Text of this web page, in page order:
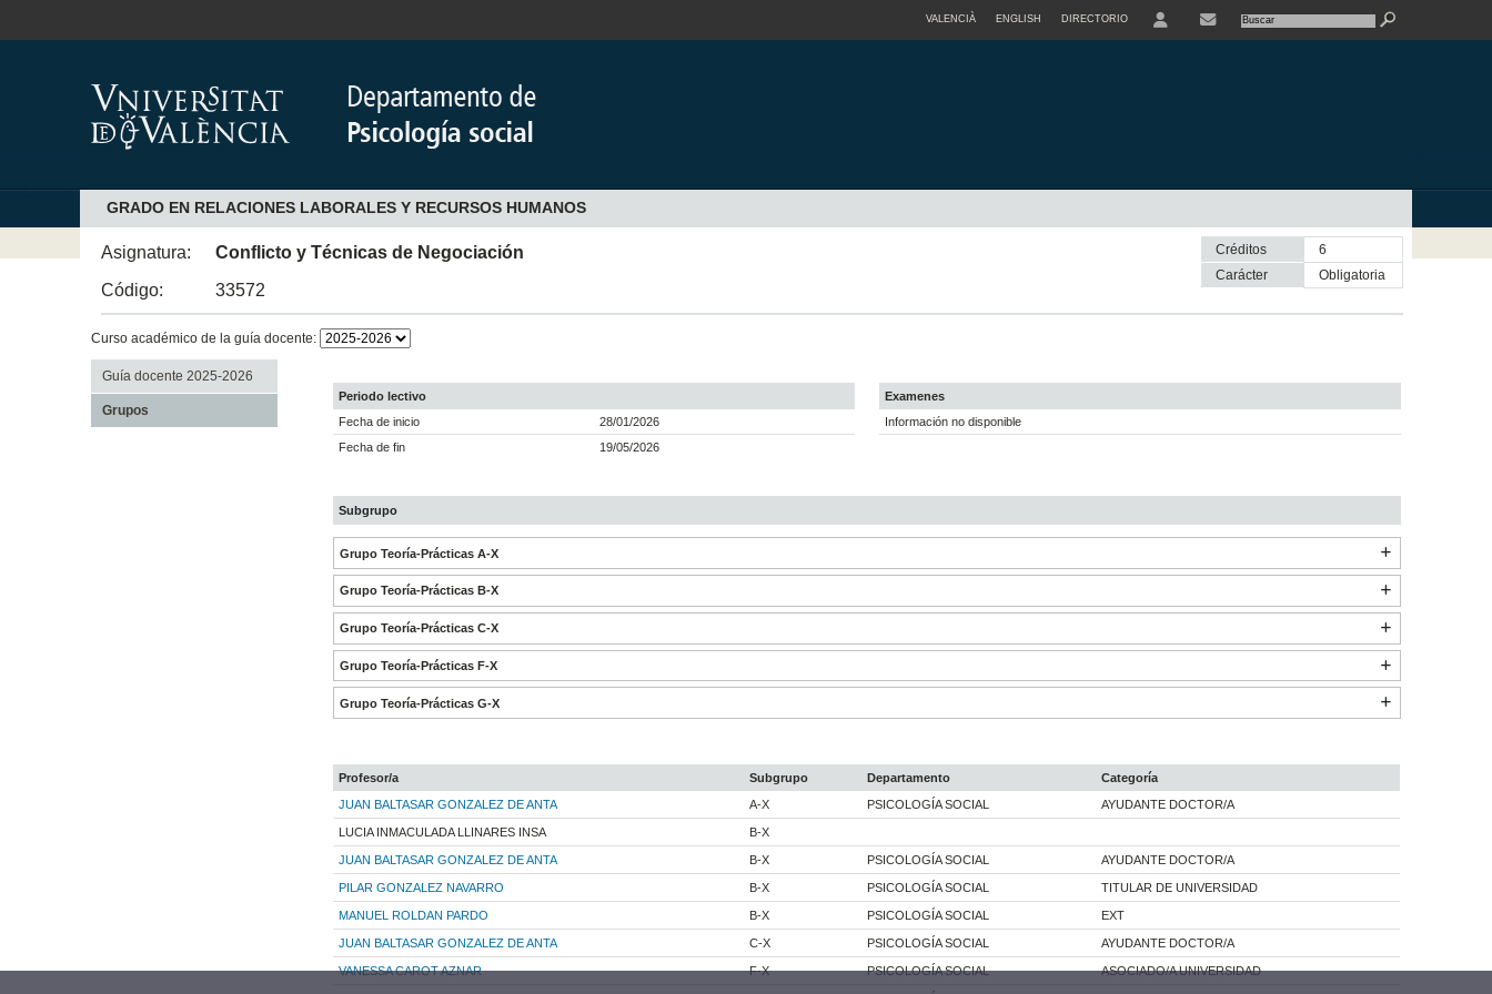
VALENCIÀ ENGLISH DIRECTORIO
GRADO EN RELACIONES LABORALES Y RECURSOS HUMANOS
Asignatura:
Conflicto y Técnicas de Negociación
Código:
33572
Créditos
6
Carácter
obligatoria
Curso académico de la guía docente:
Guía docente 2025-2026
Grupos
Periodo lectivo
Fecha de inicio
28/01/2026
Fecha de fin
19/05/2026
Examenes
Información no disponible
Subgrupo
Grupo Teoría-Prácticas A-X
Grupo Teoría-Prácticas B-X
Grupo Teoría-Prácticas C-X
Grupo Teoría-Prácticas F-X
Grupo Teoría-Prácticas G-X
Profesor/a Subgrupo Departamento
Categoría
JUAN BALTASAR GONZALEZ DE ANTA
A-X PSICOLOGÍA SOCIAL AYUDANTE DOCTOR/A
LUCIA INMACULADA LLINARES INSA B-X
JUAN BALTASAR GONZALEZ DE ANTA B-X PSICOLOGÍA SOCIAL AYUDANTE DOCTOR/A
PILAR GONZALEZ NAVARRO B-X PSICOLOGÍA SOCIAL TITULAR DE UNIVERSIDAD
MANUEL ROLDAN PARDO B-X PSICOLOGÍA SOCIAL EXT
JUAN BALTASAR GONZALEZ DE ANTA C-X PSICOLOGÍA SOCIAL AYUDANTE DOCTOR/A
VANESSA CAROT AZNAR F-X PSICOLOGÍA SOCIAL ASOCIADO/A UNIVERSIDAD